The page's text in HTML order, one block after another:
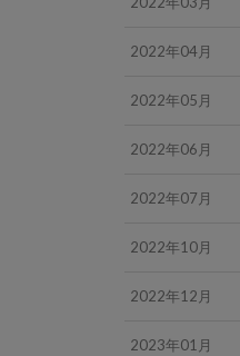
2022年04月
2022年05月
2022年06月
2022年07月
2022年10月
2022年12月
2023年01月